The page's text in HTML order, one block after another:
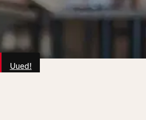
Uued!